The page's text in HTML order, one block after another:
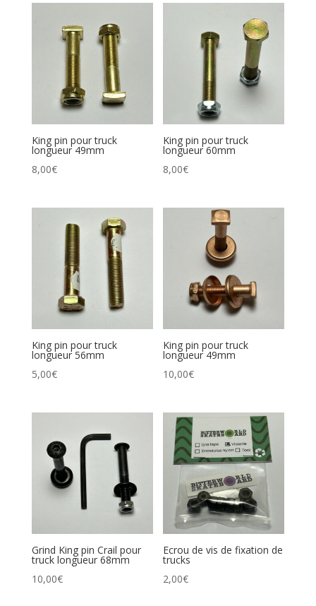
King pin pour truck
longueur 49mm
8,00€
King pin pour truck
longueur 60mm
8,00€
King pin pour truck
longueur 56mm
5,00€
King pin pour truck
longueur 49mm
10,00€
Grind King pin Crail pour
truck longueur 68mm
10,00€
Ecrou de vis de fixation de
trucks
2,00€